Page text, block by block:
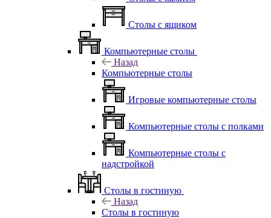
Столы с ящиком
Компьютерные столы
Назад
Компьютерные столы
Игровые компьютерные столы
Компьютерные столы с полками
Компьютерные столы с
надстройкой
Столы в гостиную
Назад
Столы в гостиную